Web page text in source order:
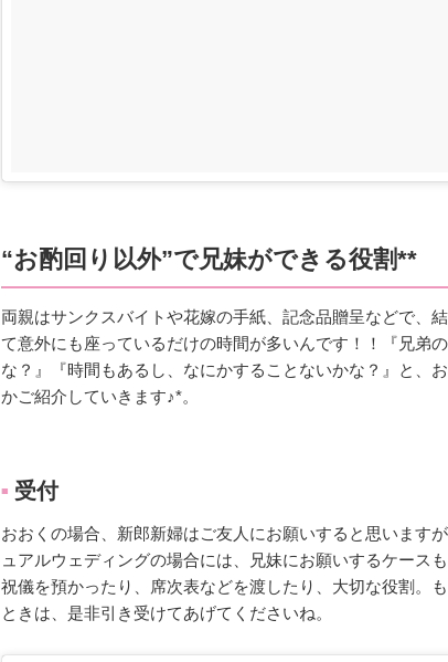
“お酌回り以外”で兄妹ができる役割**
両親はサンクスバイトや花嫁の手紙、記念品贈呈などで、
て意外にも座っているだけの時間が多いんです！！『兄弟
な？』『時間もあるし、なにかすることないかな？』と、
かご紹介していきます♪*。
■ 受付
おおくの場合、新郎新婦はご友人にお願いすると思います
ュアルウェディングの場合には、兄妹にお願いするケース
祝儀を預かったり、席次表などを渡したり、大切な役割。
ときは、是非引き受けてあげてくださいね。